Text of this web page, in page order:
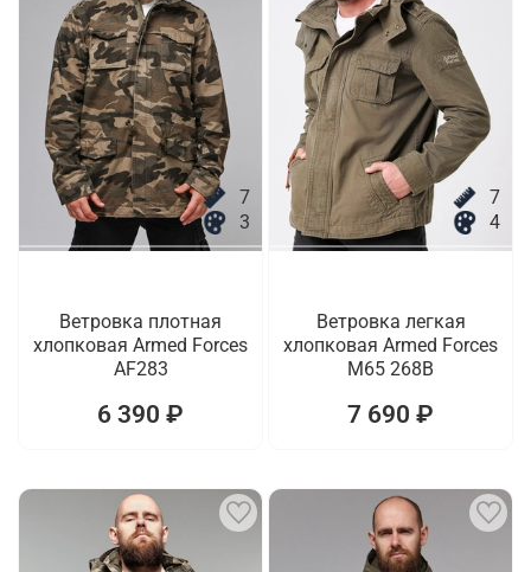
7
3
Ветровка плотная
хлопковая Armed Forces
AF283
6 390 ₽
7
4
Ветровка легкая
хлопковая Armed Forces
M65 268B
7 690 ₽